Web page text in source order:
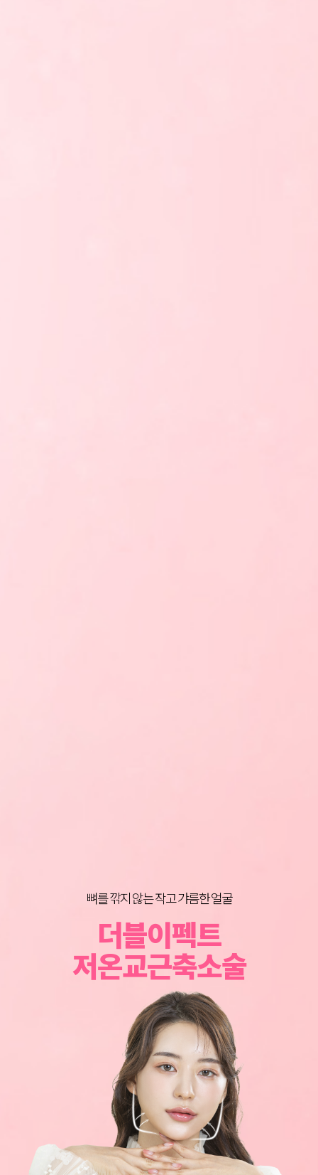
뼈를 깎지 않는 작고 갸름한 얼굴
더블이펙트
저온교근축소술
그림성형외과 노하우로 되살아나는 얼굴라인
심부볼지방제거
너만 몰랐던 턱살 리프팅 꿀팁
턱살지방흡입
어느 각도로 봐도 가장 예쁜 턱라인
이중턱지방흡입
BEFORE & AFTER
이동진 원장의
SOLUTION